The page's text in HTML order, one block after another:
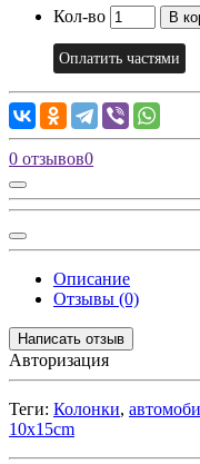
Кол-во В
Оплатить частями
0 отзывов0
Описание
Отзывы (0)
Написать отзыв
Авторизация
Теги: Колонки,
10x15cm